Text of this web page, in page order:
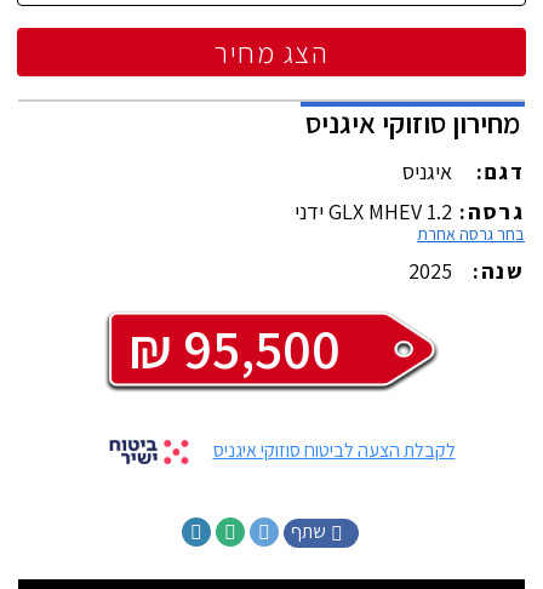
הצג מחיר
מחירוןסוזוקי איגניס
דגם:
איגניס
גרסה: 1.2 GLX MHEV ידני
בחר גרסה אחרת
שנה: 2025
95,500
₪
לקבלת הצעה לביטוח סוזוקי איגניס
שתף